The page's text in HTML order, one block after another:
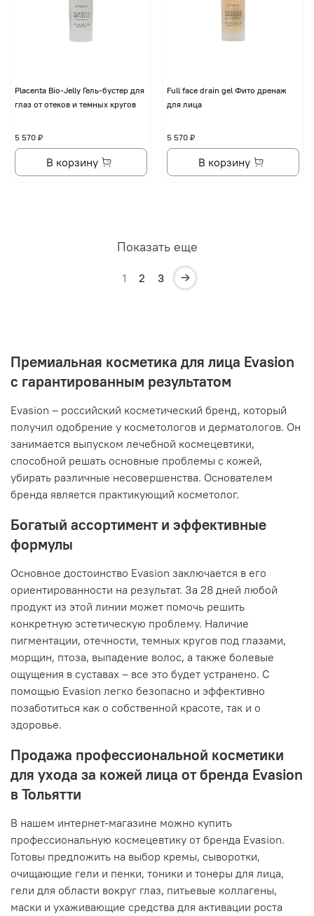
Placenta Bio-Jelly Гель-бустер для
глаз от отеков и темных кругов
5 570 ₽
В корзину
Full face drain gel Фито дренаж
для лица
5 570 ₽
В корзину
Показать еще
1 2 3
Премиальная косметика для лица Evasion
с гарантированным результатом
Evasion – российский косметический бренд, который
получил одобрение у косметологов и дерматологов. Он
занимается выпуском лечебной космецевтики,
способной решать основные проблемы с кожей,
убирать различные несовершенства. Основателем
бренда является практикующий косметолог.
Богатый ассортимент и эффективные
формулы
Основное достоинство Evasion заключается в его
ориентированности на результат. За 28 дней любой
продукт из этой линии может помочь решить
конкретную эстетическую проблему. Наличие
пигментации, отечности, темных кругов под глазами,
морщин, птоза, выпадение волос, а также болевые
ощущения в суставах – все это будет устранено. С
помощью Evasion легко безопасно и эффективно
позаботиться как о собственной красоте, так и о
здоровье.
Продажа профессиональной косметики
для ухода за кожей лица от бренда Evasion
в Тольятти
В нашем интернет-магазине можно купить
профессиональную космецевтику от бренда Evasion.
Готовы предложить на выбор кремы, сыворотки,
очищающие гели и пенки, тоники и тонеры для лица,
гели для области вокруг глаз, питьевые коллагены,
маски и ухаживающие средства для активации роста